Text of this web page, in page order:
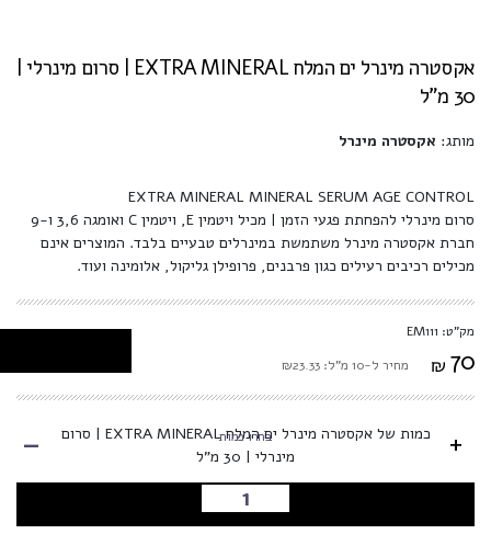
אקסטרה מינרל ים המלח EXTRA MINERAL | סרום מינרלי |
30 מ"ל
מותג: אקסטרה מינרל
EXTRA MINERAL MINERAL SERUM AGE CONTROL
סרום מינרלי להפחתת פגעי הזמן | מכיל ויטמין E, ויטמין C ואומגה 3,6 ו-9
חברת אקסטרה מינרל משתמשת במינרלים טבעיים בלבד. המוצרים אינם
מכילים רכיבים רעילים כגון פרבנים, פרופילן גליקול, אלומינה ועוד.
מק"ט: EM111
₪ 70 מחיר ל-10 מ"ל: ₪23.33
+
כמות של אקסטרה מינרל ים המלח EXTRA MINERAL | סרום
מינרלי | 30 מ"ל
בחרו כמות -
הוספה לסל